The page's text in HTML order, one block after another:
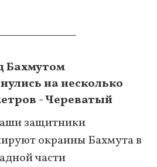
Бахмутом
на несколько
- Череватый
защитники
окраины Бахмута в
части